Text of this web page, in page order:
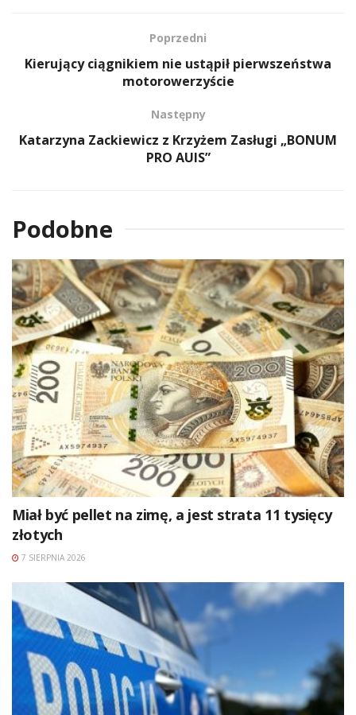
Poprzedni
Kierujący ciągnikiem nie ustąpił pierwszeństwa
motorowerzyście
Następny
Katarzyna Zackiewicz z Krzyżem Zasługi „BONUM
PRO AUIS”
Podobne
Miał być pellet na zimę, a jest strata 11 tysięcy
złotych
7 SIERPNIA 2026